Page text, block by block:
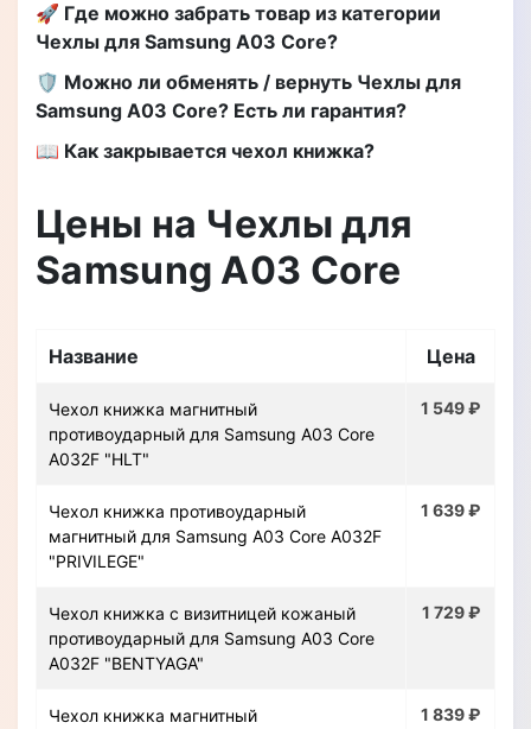
🚀 Где можно забрать товар из категории
Чехлы для Samsung A03 Core?
🛡️ Можно ли обменять / вернуть Чехлы для
Samsung A03 Core? Есть ли гарантия?
📖 Как закрывается чехол книжка?
Цены на Чехлы для
Samsung A03 Core
Название Цена
Чехол книжка магнитный
противоударный для Samsung A03 Core
A032F "HLT"
1 549 ₽
Чехол книжка противоударный
магнитный для Samsung A03 Core A032F
"PRIVILEGE"
1 639 ₽
Чехол книжка с визитницей кожаный
противоударный для Samsung A03 Core
A032F "BENTYAGA"
1 729 ₽
Чехол книжка магнитный
1 839 ₽